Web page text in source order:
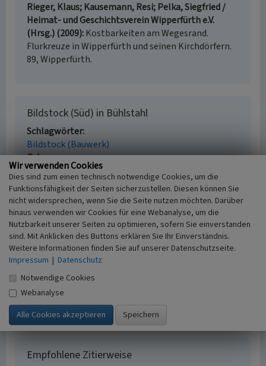
Rieger, Klaus; Kausemann, Resi; Pelka, Siegfried /
Heimat- und Geschichtsverein Wipperfürth e.V.
(Hrsg.) (2009) Kostbarkeiten am Wegesrand.
Flurkreuze in Wipperfürth und seinen Kirchdörfern.
89, Wipperfürth.
Bildstock (Süd) in Bühlstahl
Schlagwörter
Bildstock (Bauwerk)
Ort
Wipperfürth - Bühlstahl
Gesetzlich geschütztes Kulturdenkmal
Ortsfestes Denkmal gem. § 3 DSchG NW
Fachsicht(en)
Kulturlandschaftspflege, Denkmalpflege
Erfassungsmaßstab
i.d.R. 1:5.000 (größer als 1:20.000)
Erfassungsmethode
Literaturauswertung, Archivauswertung
Historischer Zeitraum
Beginn 1859
Empfohlene Zitierweise
Wir verwenden Cookies
Dies sind zum einen technisch notwendige Cookies, um die
Funktionsfähigkeit der Seiten sicherzustellen. Diesen können Sie
nicht widersprechen, wenn Sie die Seite nutzen möchten. Darüber
hinaus verwenden wir Cookies für eine Webanalyse, um die
Nutzbarkeit unserer Seiten zu optimieren, sofern Sie einverstanden
sind. Mit Anklicken des Buttons erklären Sie Ihr Einverständnis.
Weitere Informationen finden Sie auf unserer Datenschutzseite.
Impressum | Datenschutz
Notwendige Cookies
Webanalyse